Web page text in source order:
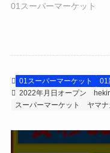
01スーパーマーケット
01スーパーマーケット 01
2022年月日オープン
スーパーマーケット
ヤマ